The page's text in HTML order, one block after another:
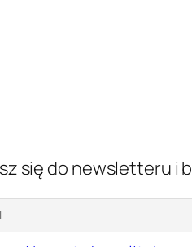
się do newsletteru i